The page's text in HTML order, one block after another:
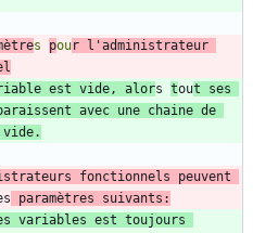
s pour l'administrateur
est vide, alors tout ses
avec une chaine de
fonctionnels peuvent
paramètres suivants:
variables est toujours